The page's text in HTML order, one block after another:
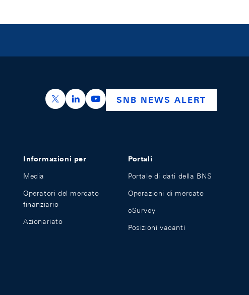
https://x.com/snb_bns
https://ch.linkedin.com/company/swiss-
https://www.youtube.com/
SNB NEWS ALERT
Informazioni per
Media
Operatori del mercato
finanziario
Azionariato
Portali
Portale di dati della BNS
Operazioni di mercato
eSurvey
Posizioni vacanti